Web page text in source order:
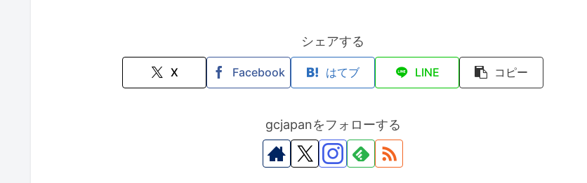
シェアする
X Facebook はてブ LINE コピー
gcjapanをフォローする